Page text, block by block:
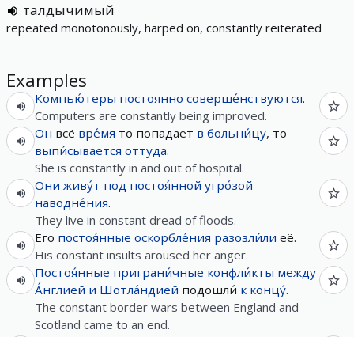
талдычимый
repeated monotonously, harped on, constantly reiterated
Examples
Компью́теры постоянно соверше́нствуются.
Computers are constantly being improved.
Он всё вре́мя то попадает в больни́цу, то
выпи́сывается оттуда.
She is constantly in and out of hospital.
Они живу́т под постоя́нной угро́зой
наводне́ния.
They live in constant dread of floods.
Его постоя́нные оскорбле́ния разозли́ли её.
His constant insults aroused her anger.
Постоя́нные приграни́чные конфли́кты между
А́нглией и Шотла́ндией подошли́ к концу́.
The constant border wars between England and
Scotland came to an end.